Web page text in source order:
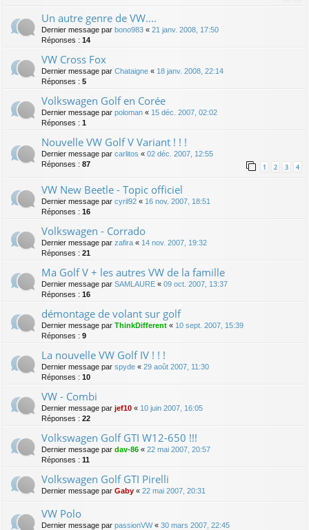
Un autre genre de VW....
Dernier message par bono983 « 21 janv. 2008, 17:50
Réponses : 14
VW Cross Fox
Dernier message par Chataigne « 18 janv. 2008, 22:14
Réponses : 5
Volkswagen Golf en Corée
Dernier message par poloman « 15 déc. 2007, 02:02
Réponses : 1
Nouvelle VW Golf V Variant ! ! !
Dernier message par carlitos « 02 déc. 2007, 12:55
Réponses : 87 1 2 3 4
VW New Beetle - Topic officiel
Dernier message par cyril92 « 16 nov. 2007, 18:51
Réponses : 16
Volkswagen - Corrado
Dernier message par zafira « 14 nov. 2007, 19:32
Réponses : 21
Ma Golf V + les autres VW de la famille
Dernier message par SAMLAURE « 09 oct. 2007, 13:37
Réponses : 16
démontage de volant sur golf
Dernier message par ThinkDifferent « 10 sept. 2007, 15:39
Réponses : 9
La nouvelle VW Golf IV ! ! !
Dernier message par spyde « 29 août 2007, 11:30
Réponses : 10
VW - Combi
Dernier message par jef10 « 10 juin 2007, 16:05
Réponses : 22
Volkswagen Golf GTI W12-650 !!!
Dernier message par dav-86 « 22 mai 2007, 20:57
Réponses : 11
Volkswagen Golf GTI Pirelli
Dernier message par Gaby « 22 mai 2007, 20:31
VW Polo
Dernier message par passionVW« 30 mars 2007, 22:45